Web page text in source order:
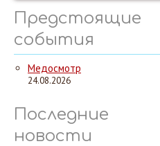
Предстоящие
события
Медосмотр
24.08.2026
Последние
новости